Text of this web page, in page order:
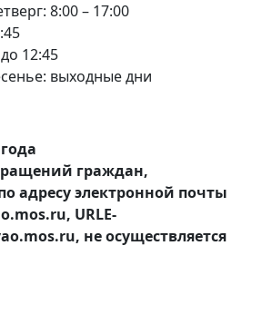
8:00 – 17:00
12:45
выходные дни
граждан,
адресу электронной почты
URLE-
не осуществляется